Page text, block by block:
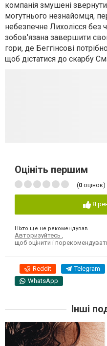
компанія змушені
могутнього незнайомця,
небезпечне Лихолiсся без
зобов'язана завершити
гори, де Беггінсовi
щоб дістатися до скарбу
Оцініть першим
(0 оцінок)
Я
Ніхто ще не рекомендував
Авторизуйтесь
щоб оцінити і
Reddit Telegram
WhatsApp
Інші